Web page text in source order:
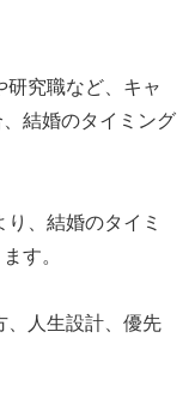
研究職など、キャ
結婚のタイミング
、結婚のタイミ
す。
、人生設計、優先